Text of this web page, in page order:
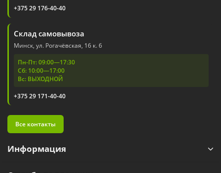
+375 29 176-40-40
Склад самовывоза
Минск, ул. Рогачёвская, 16 к. 6
Пн-Пт: 09:00—17:30
Сб: 10:00—17:00
Вс: ВЫХОДНОЙ
+375 29 171-40-40
Все контакты
Информация